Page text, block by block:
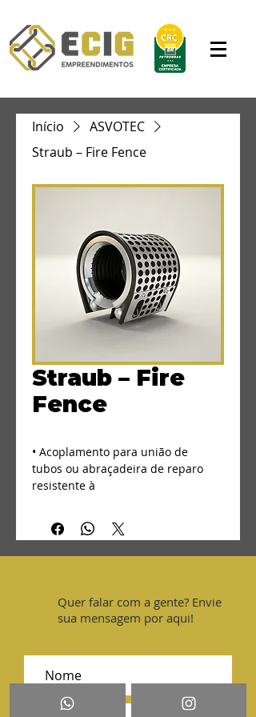
Início
ASVOTEC
Straub – Fire Fence
Straub – Fire
Fence
• Acoplamento para união de
tubos ou abraçadeira de reparo
resistente à
• Diâmetro 30,0 a 609,6 mm, até 67
• Elementos de vedação EPDM e
Quer falar com a gente? Envie
sua mensagem por aqui!